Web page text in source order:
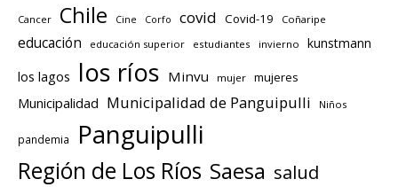
Cancer Chile Cine Corfo covid Covid-19 Coñaripe
educación educación superior estudiantes invierno kunstmann
los lagos los ríos Minvu mujer mujeres
Municipalidad Municipalidad de Panguipulli Niños
pandemia Panguipulli
Región de Los Ríos Saesa salud